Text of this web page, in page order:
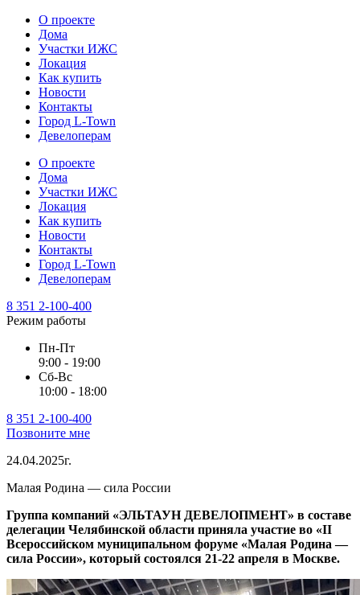
О проекте
Дома
Участки ИЖС
Локация
Как купить
Новости
Контакты
Город L-Town
Девелоперам
О проекте
Дома
Участки ИЖС
Локация
Как купить
Новости
Контакты
Город L-Town
Девелоперам
8 351 2-100-400
Режим работы
Пн-Пт
9:00 - 19:00
Сб-Вс
10:00 - 18:00
8 351 2-100-400
Позвоните мне
24.04.2025г.
Малая Родина — сила России
Группа компаний «ЭЛЬТАУН ДЕВЕЛОПМЕНТ» в составе
делегации Челябинской области приняла участие во «II
Всероссийском муниципальном форуме «Малая Родина —
сила России», который состоялся 21-22 апреля в Москве.